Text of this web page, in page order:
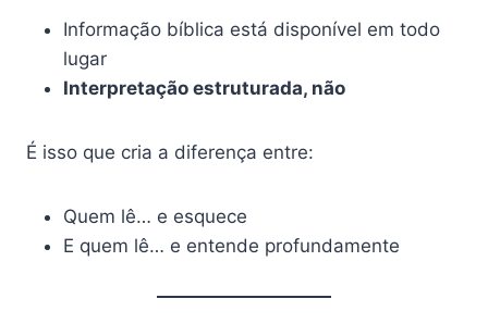
Informação bíblica está disponível em todo
lugar
Interpretação estruturada, não
É isso que cria a diferença entre:
Quem lê… e esquece
E quem lê… e entende profundamente